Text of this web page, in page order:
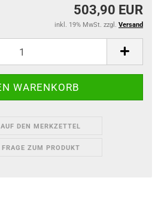
503,90 EUR
inkl. 19% MwSt. zzgl. Versand
AUF DEN MERKZETTEL
FRAGE ZUM PRODUKT